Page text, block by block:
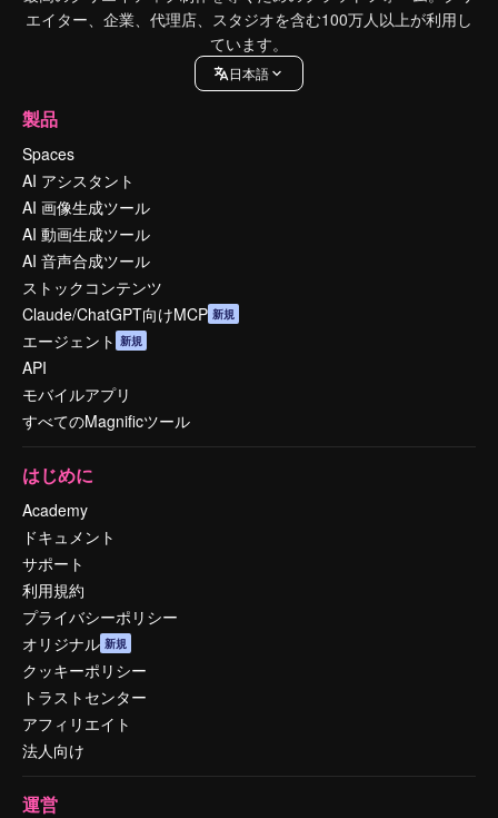
エイター、企業、代理店、スタジオを含む100万人以上が利用し
ています。
日本語
製品
Spaces
AI アシスタント
AI 画像生成ツール
AI 動画生成ツール
AI 音声合成ツール
ストックコンテンツ
Claude/ChatGPT向けMCP 新規
エージェント 新規
API
モバイルアプリ
すべてのMagnificツール
はじめに
Academy
ドキュメント
サポート
利用規約
プライバシーポリシー
オリジナル 新規
クッキーポリシー
トラストセンター
アフィリエイト
法人向け
運営